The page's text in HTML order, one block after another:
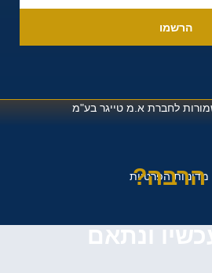
הרשמו
לחברת א.מ טייגר בע"מ
הפרטיות
ונתאם